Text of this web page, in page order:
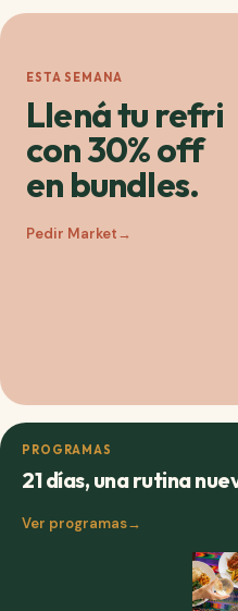
ESTA SEMANA
Llená tu refri
con 30% off
en bundles.
Pedir Market→
PROGRAMAS
21 días, una rutina
Ver programas→